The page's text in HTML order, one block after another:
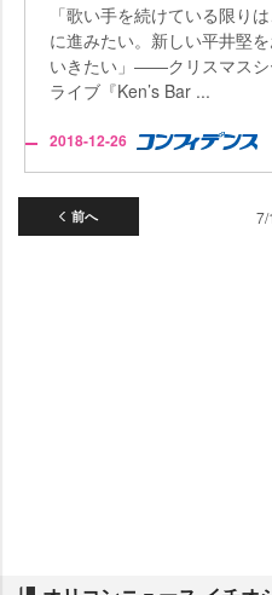
「歌い手を続けている限り
に進みたい。新しい平井堅
いきたい」――クリスマスシ
ライブ『Ken’s Bar ...
2018-12-26
前へ 7/